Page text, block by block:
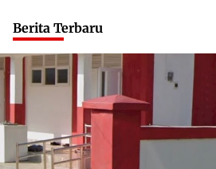
Berita Terbaru